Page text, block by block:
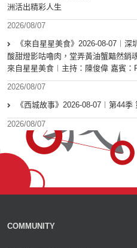
洲活出精彩人生
2026/08/07
《來自星星美食》2026-08-07︱
酸甜燈影咕嚕肉，堂弄黃油蟹黯然銷
來自星星美食︱主持：陳俊偉 嘉賓：
2026/08/07
《西城故事》2026-08-07︱第44
2026/08/07
COMMUNITY